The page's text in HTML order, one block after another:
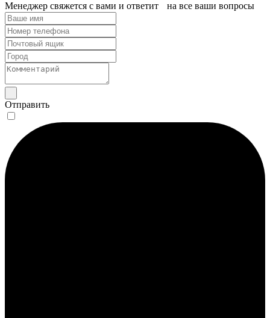
Менеджер свяжется с вами и ответит на все ваши вопросы
Отправить